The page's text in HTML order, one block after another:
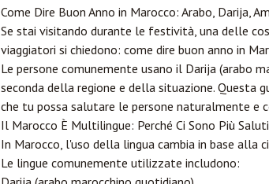
Come Dire Buon Anno in Marocco: Arabo, Darija,
Se stai visitando durante le festività, una delle
viaggiatori si chiedono: come dire buon anno in
Le persone comunemente usano il Darija (arabo
seconda della regione e della situazione. Questa
che tu possa salutare le persone naturalmente e
Il Marocco È Multilingue: Perché Ci Sono Più
In Marocco, l'uso della lingua cambia in base
Le lingue comunemente utilizzate includono: